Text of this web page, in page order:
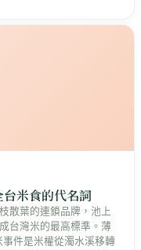
米食的代名詞
散葉的連鎖品牌，池上
台灣米的最高標準。薄
件是米權從濁水溪移轉